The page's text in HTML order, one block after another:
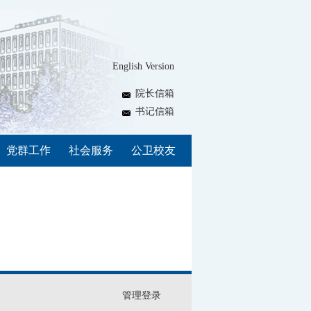
English Version
院长信箱
书记信箱
党群工作 社会服务 公卫校友
管理登录